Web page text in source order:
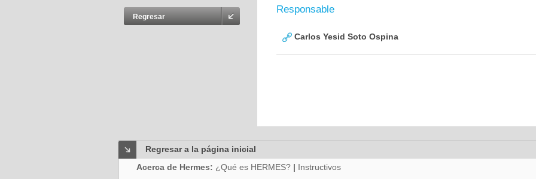
Regresar
Responsable
Carlos Yesid Soto Ospina
Regresar a la página inicial
Acerca de Hermes: ¿Qué es HERMES? | Instructivos